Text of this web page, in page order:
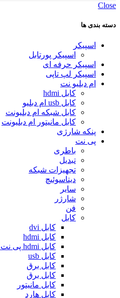
Close
دسته بندی ها
اسپیکر
اسپیکر پورتابل
اسپیکر حرفه ای
اسپیکر لپ تاپی
ام دبلیو نت
کابل hdmi
کابل usb ام دبلیو
کابل شبکه ام دبلیونت
کابل مانیتور ام دبلیونت
پنکه شارژی
پی نت
باطری
تبدیل
تجهیزات شبکه
دیتاسوئیچ
سایر
شارژر
فن
کابل
کابل dvi
کابل hdmi
کابل hdmi پی نت گلد
کابل usb
کابل برق
کابل برق
کابل مانیتور
کابل هارد